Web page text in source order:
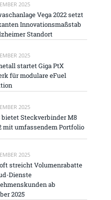
2025
Vega 2022 setzt
Innovationsmaßstab
Standort
2025
startet Giga PtX
für modulare eFuel
2025
bietet Steckverbinder M8
mit umfassendem Portfolio
2025
streicht Volumenrabatte
Dienste
ab
2025